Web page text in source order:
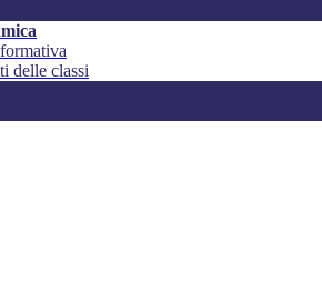
delle classi